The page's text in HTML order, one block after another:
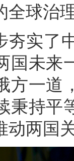
全球治
夯实了
国未来
方一道
秉持平
动两国